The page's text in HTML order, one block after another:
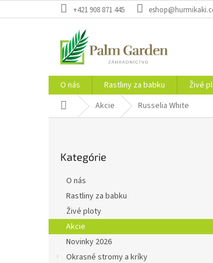
na
+421 908 871 445
O nás Rastliny za babku Živé
DomovAkcie Russelia White
kategórie
Kategórie
O nás
Rastliny za babku
Živé ploty
Akcie
Novinky 2026
Okrasné stromy a kríky